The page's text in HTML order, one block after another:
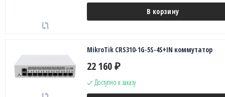
В корзину
MikroTik CRS310-1G-5S-4S+IN коммутатор
22 160 ₽
Доступно к заказу